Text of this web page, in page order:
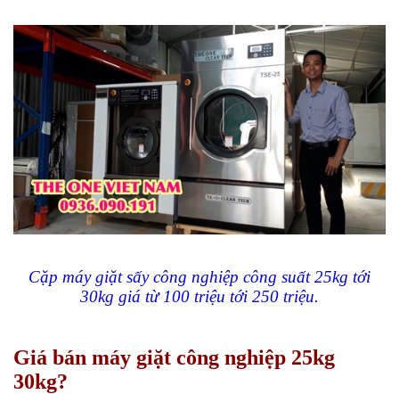
Cặp máy giặt sấy công nghiệp công suất 25kg tới
30kg giá từ 100 triệu tới 250 triệu.
Giá bán máy giặt công nghiệp 25kg
30kg?